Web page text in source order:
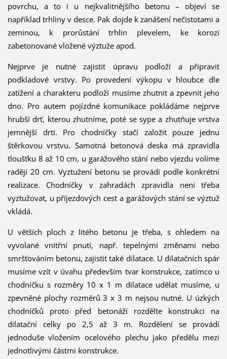
povrchu, a to i u nejkvalitnějšího betonu – objeví se
například trhliny v desce. Pak dojde k zanášení nečistotami a
zeminou, k prorůstání trhlin plevelem, ke korozi
zabetonované vložené výztuže apod.
Nejprve je nutné zajistit úpravu podloží a připravit
podkladové vrstvy. Po provedení výkopu v hloubce dle
zatížení a charakteru podloží musíme zhutnit a zpevnit jeho
dno. Pro autem pojízdné komunikace pokládáme nejprve
hrubší drť, kterou zhutníme, poté se sype a zhutňuje vrstva
jemnější drti. Pro chodníčky stačí založit pouze jednu
štěrkovou vrstvu. Samotná betonová deska má zpravidla
tloušťku 8 až 10 cm, u garážového stání nebo vjezdu volíme
raději 20 cm. Vyztužení betonu se provádí podle konkrétní
realizace. Chodníčky v zahradách zpravidla není třeba
vyztužovat, u příjezdových cest a garážových stání se výztuž
vkládá.
U větších ploch z litého betonu je třeba, s ohledem na
vyvolané vnitřní pnutí, např. tepelnými změnami nebo
smršťováním betonu, zajistit také dilatace. U dilatačních spár
musíme vzít v úvahu především tvar konstrukce, zatímco u
chodníčku s rozměry 10 x 1 m dilatace udělat musíme, u
zpevněné plochy rozměrů 3 x 3 m nejsou nutné. U úzkých
chodníčků proto před betonáží rozdělte konstrukci na
dilatační celky po 2,5 až 3 m. Rozdělení se provádí
jednoduše vložením ocelového plechu jako předělu mezi
jednotlivými částmi konstrukce.